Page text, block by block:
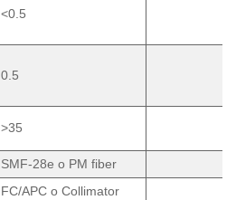
<0.5
0.5
>35
SMF-28e o PM fiber
FC/APC o Collimator